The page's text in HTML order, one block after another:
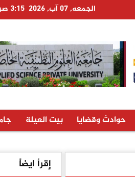
الجمعه, 07 آب, 2026 3:15 صباحاً
حوادث وقضايا بيت العيلة
إقرأ ايضاً